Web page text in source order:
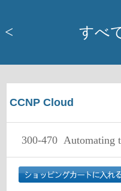
< すべ
CCNP Cloud
300-470 Automating the